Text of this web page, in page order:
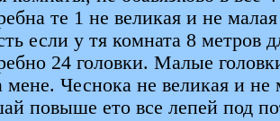
те 1 не великая и не
если у тя комната 8 метров
24 головки. Малые
мене. Чеснока не великая и не
повыше ето все лепей под